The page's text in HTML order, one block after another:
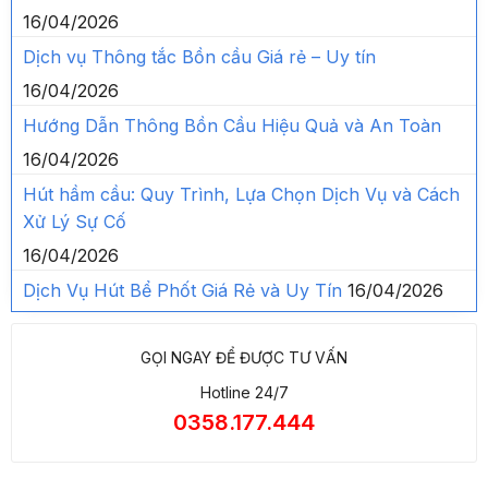
16/04/2026
Dịch vụ Thông tắc Bồn cầu Giá rẻ – Uy tín
16/04/2026
Hướng Dẫn Thông Bồn Cầu Hiệu Quả và An Toàn
16/04/2026
Hút hầm cầu: Quy Trình, Lựa Chọn Dịch Vụ và Cách
Xử Lý Sự Cố
16/04/2026
Dịch Vụ Hút Bể Phốt Giá Rẻ và Uy Tín 16/04/2026
GỌI NGAY ĐỂ ĐƯỢC TƯ VẤN
Hotline 24/7
0358.177.444